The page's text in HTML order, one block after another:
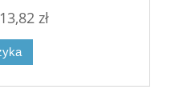
zł